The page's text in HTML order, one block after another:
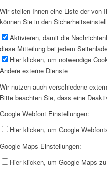
Wir stellen Ihnen eine Liste der von
können Sie in den
Aktivieren, damit die
diese Mitteilung bei jedem
Hier klicken, um notwendige
Andere externe Dienste
Wir nutzen auch verschiedene
Bitte beachten Sie, dass eine
Google Webfont Einstellungen:
Hier klicken, um Google
Google Maps Einstellungen:
Hier klicken, um Google Maps